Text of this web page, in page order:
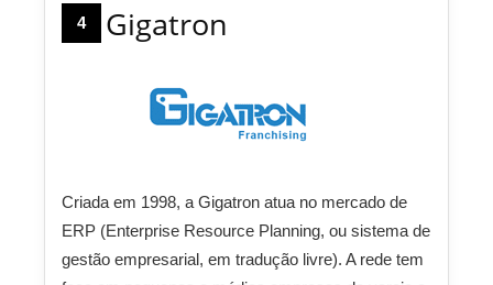
4 Gigatron
Criada em 1998, a Gigatron atua no mercado de
ERP (Enterprise Resource Planning, ou sistema de
gestão empresarial, em tradução livre). A rede tem